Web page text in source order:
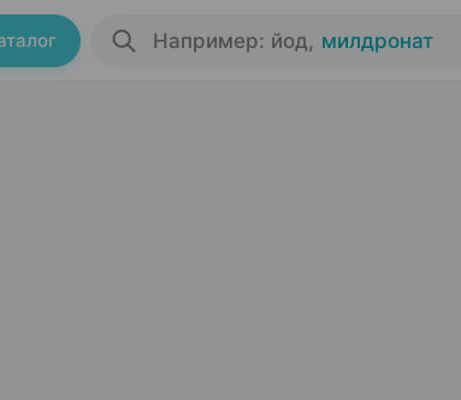
Например: йод, милдронат